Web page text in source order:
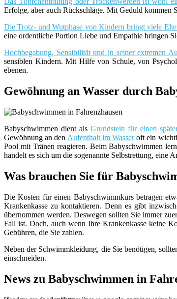
Erfolge, aber auch Rückschläge. Mit Geduld kommen
Die Trotz- und Wutphase von Kindern bringt viele
eine ordentliche Portion Liebe und Empathie bringen
Hochbegabung, Sensibilität und in seiner extremen
sensiblen Kindern. Mit Hilfe von Schule, von
ebenen.
Gewöhnung an Wasser durch
Babyschwimmen dient alsGrundstein für einen
Gewöhnung an den Aufenthalt im Wasseroft ein
Pool mit Tränen reagieren. Beim Babyschwimmen
handelt es sich um die sogenannte Selbstrettung, eine
Was brauchen Sie für
Die Kosten für einen Babyschwimmkurs betragen
Krankenkasse zu kontaktieren. Denn es gibt
übernommen werden. Deswegen sollten Sie immer
Fall ist. Doch, auch wenn Ihre Krankenkasse keine
Gebühren, die Sie zahlen.
Neben der Schwimmkleidung, die Sie benötigen,
einschneiden.
News zu Babyschwimmen in